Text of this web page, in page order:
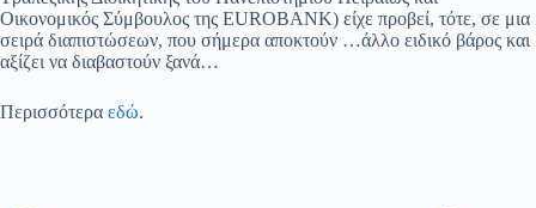
Οικονομικός Σύμβουλος της EUROBANK) είχε προβεί, τότε, σε μια
σειρά διαπιστώσεων, που σήμερα αποκτούν …άλλο ειδικό βάρος και
αξίζει να διαβαστούν ξανά…
Περισσότερα εδώ.